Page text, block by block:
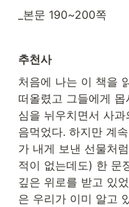
_본문 190~200쪽
추천사
처음에 나는 이 책을
떠올렸고 그들에게
심을 뉘우치면서 사
음먹었다. 하지만 계
가 내게 보낸 선물처
적이 없는데도) 한 문
깊은 위로를 받고 있
은 우리가 이미 알고